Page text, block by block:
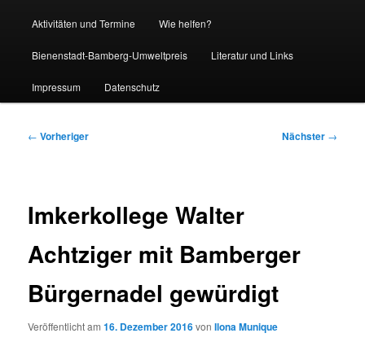
Aktivitäten und Termine Wie helfen?
Bienenstadt-Bamberg-Umweltpreis Literatur und Links
Impressum Datenschutz
Beitragsnavigation
← Vorheriger Nächster →
Imkerkollege Walter
Achtziger mit Bamberger
Bürgernadel gewürdigt
Veröffentlicht am16. Dezember 2016vonIlona Munique